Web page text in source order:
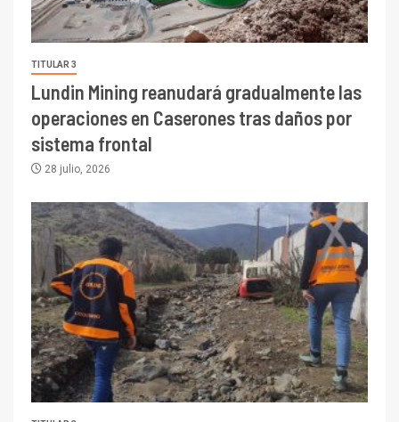
TITULAR 3
Lundin Mining reanudará gradualmente las
operaciones en Caserones tras daños por
sistema frontal
28 julio, 2026